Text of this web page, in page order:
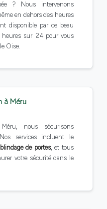
? Nous intervenons
en dehors des heures
disponible par ce beau
sur 24 pour vous
Oise.
à Méru
nous sécurisons
services incluent le
blindage de portes, et tous
votre sécurité dans le